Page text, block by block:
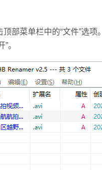
部菜单栏中的“文件”选项。
。